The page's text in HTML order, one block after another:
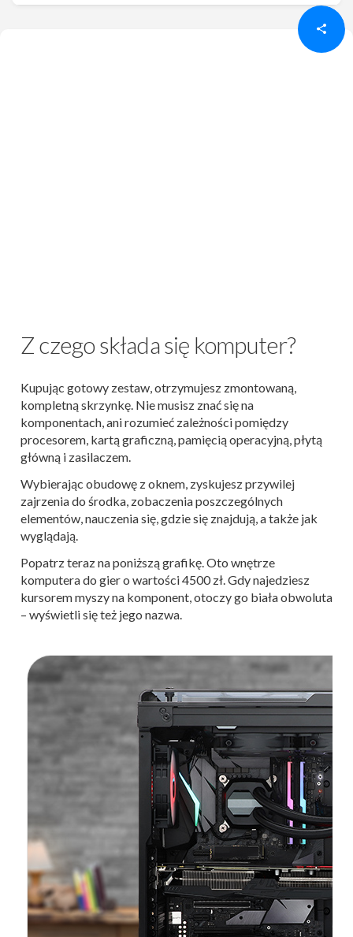
Z czego składa się komputer?
Kupując gotowy zestaw, otrzymujesz zmontowaną,
kompletną skrzynkę. Nie musisz znać się na
komponentach, ani rozumieć zależności pomiędzy
procesorem, kartą graficzną, pamięcią operacyjną, płytą
główną i zasilaczem.
Wybierając obudowę z oknem, zyskujesz przywilej
zajrzenia do środka, zobaczenia poszczególnych
elementów, nauczenia się, gdzie się znajdują, a także jak
wyglądają.
Popatrz teraz na poniższą grafikę. Oto wnętrze
komputera do gier o wartości 4500 zł. Gdy najedziesz
kursorem myszy na komponent, otoczy go biała obwoluta
– wyświetli się też jego nazwa.